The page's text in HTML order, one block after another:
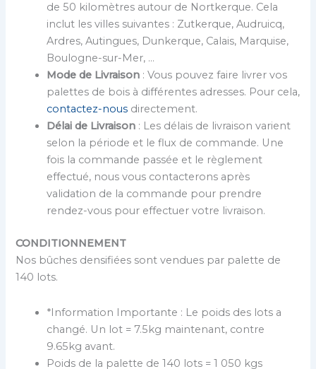
de 50 kilomètres autour de Nortkerque. Cela
inclut les villes suivantes : Zutkerque, Audruicq,
Ardres, Autingues, Dunkerque, Calais, Marquise,
Boulogne-sur-Mer, …
Mode de Livraison : Vous pouvez faire livrer vos
palettes de bois à différentes adresses. Pour cela,
contactez-nous directement.
Délai de Livraison : Les délais de livraison varient
selon la période et le flux de commande. Une
fois la commande passée et le règlement
effectué, nous vous contacterons après
validation de la commande pour prendre
rendez-vous pour effectuer votre livraison.
CONDITIONNEMENT
Nos bûches densifiées sont vendues par palette de
140 lots.
*Information Importante : Le poids des lots a
changé. Un lot = 7.5kg maintenant, contre
9.65kg avant.
Poids de la palette de 140 lots = 1 050 kgs